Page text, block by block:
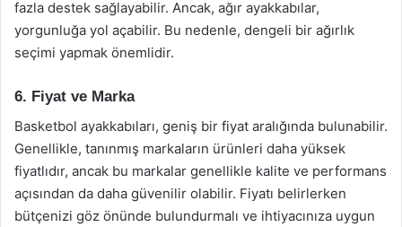
fazla destek sağlayabilir. Ancak, ağır ayakkabılar,
yorgunluğa yol açabilir. Bu nedenle, dengeli bir ağırlık
seçimi yapmak önemlidir.
6. Fiyat ve Marka
Basketbol ayakkabıları, geniş bir fiyat aralığında bulunabilir.
Genellikle, tanınmış markaların ürünleri daha yüksek
fiyatlıdır, ancak bu markalar genellikle kalite ve performans
açısından da daha güvenilir olabilir. Fiyatı belirlerken
bütçenizi göz önünde bulundurmalı ve ihtiyacınıza uygun